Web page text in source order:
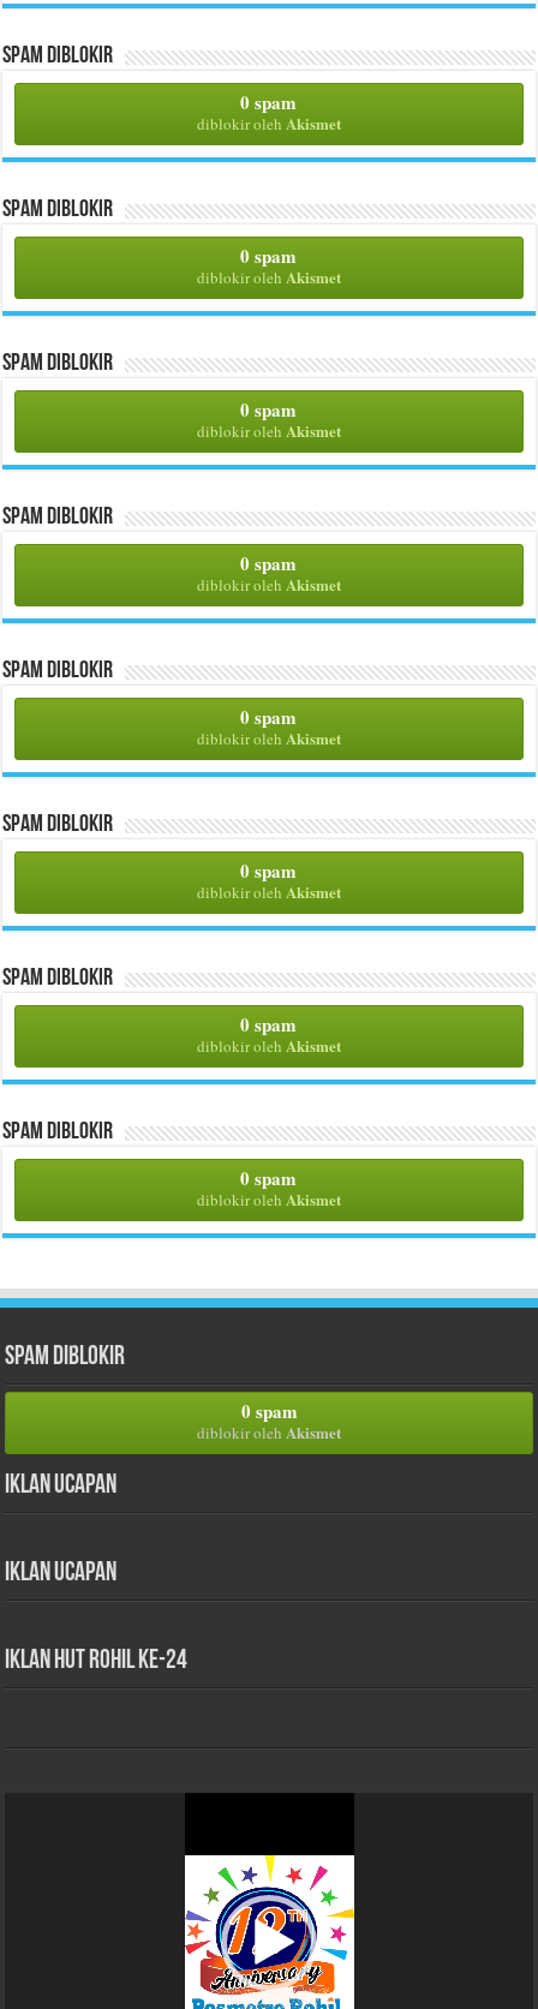
Spam Diblokir
0 spam
diblokir oleh Akismet
Spam Diblokir
0 spam
diblokir oleh Akismet
Spam Diblokir
0 spam
diblokir oleh Akismet
Spam Diblokir
0 spam
diblokir oleh Akismet
Spam Diblokir
0 spam
diblokir oleh Akismet
Spam Diblokir
0 spam
diblokir oleh Akismet
Spam Diblokir
0 spam
diblokir oleh Akismet
Spam Diblokir
0 spam
diblokir oleh Akismet
Spam Diblokir
0 spam
diblokir oleh Akismet
Iklan Ucapan
Iklan Ucapan
iklan HUT Rohil Ke-24